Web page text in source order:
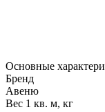
Основные
Бренд
Авеню
Вес 1 кв. м, кг